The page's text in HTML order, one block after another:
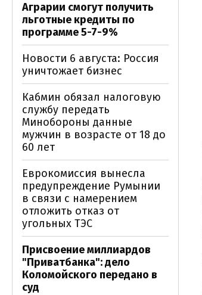
Аграрии смогут получить
льготные кредиты по
программе 5-7-9%
Новости 6 августа: Россия
уничтожает бизнес
Кабмин обязал налоговую
службу передать
Минобороны данные
мужчин в возрасте от 18 до
60 лет
Еврокомиссия вынесла
предупреждение Румынии
в связи с намерением
отложить отказ от
угольных ТЭС
Присвоение миллиардов
"Приватбанка": дело
Коломойского передано в
суд